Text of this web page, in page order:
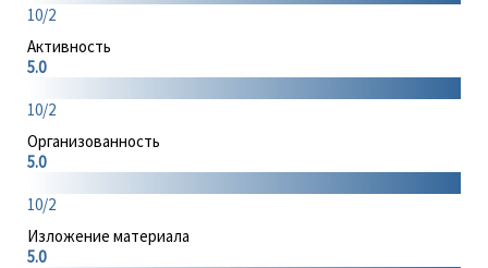
10/2
Активность
5.0
10/2
Организованность
5.0
10/2
Изложение материала
5.0